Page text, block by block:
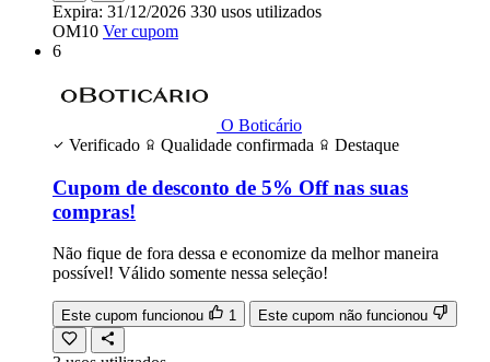
Expira: 31/12/2026 330 usos utilizados
OM10 Ver cupom
6
O Boticário
Verificado
Qualidade confirmada Destaque
Cupom de desconto de 5% Off nas suas
compras!
Não fique de fora dessa e economize da melhor maneira
possível! Válido somente nessa seleção!
Este cupom funcionou 1 Este cupom não funcionou